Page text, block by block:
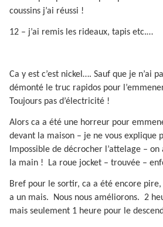
coussins j’ai réussi !
12 – j’ai remis les rideaux, tapis etc.…
Ca y est c’est nickel…. Sauf que je n’ai
démonté le truc rapidos pour
Toujours pas d’électricité !
Alors ca a été une horreur pour
devant la maison – je ne vous explique
Impossible de décrocher l’attelage –
la main !
La roue jocket – trouvée –
Bref pour le sortir, ca a été encore
a un mais.
Nous nous améliorons. 2
mais seulement 1 heure pour le